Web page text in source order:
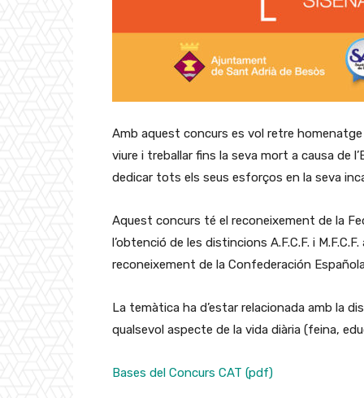
Amb aquest concurs es vol retre
viure i treballar fins la seva mort a causa de
dedicar tots els seus esforços en la seva
Aquest concurs té el reconeixement de la
l’obtenció de les distincions A.F.C.F. i
reconeixement de la Confederación
La temàtica ha d’estar relacionada amb la
qualsevol aspecte de la vida diària (feina,
Bases del Concurs CAT (pdf)